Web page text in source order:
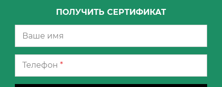
ПОЛУЧИТЬ СЕРТИФИКАТ
Телефон *